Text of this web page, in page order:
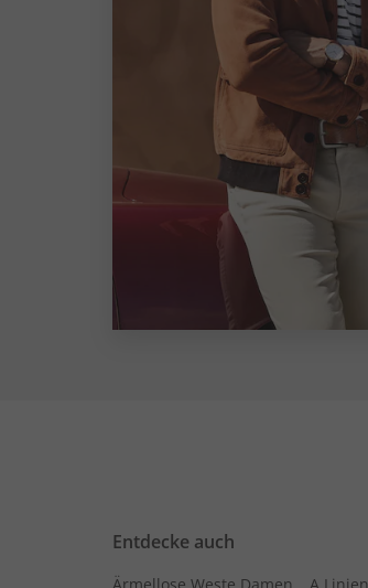
Entdecke auch